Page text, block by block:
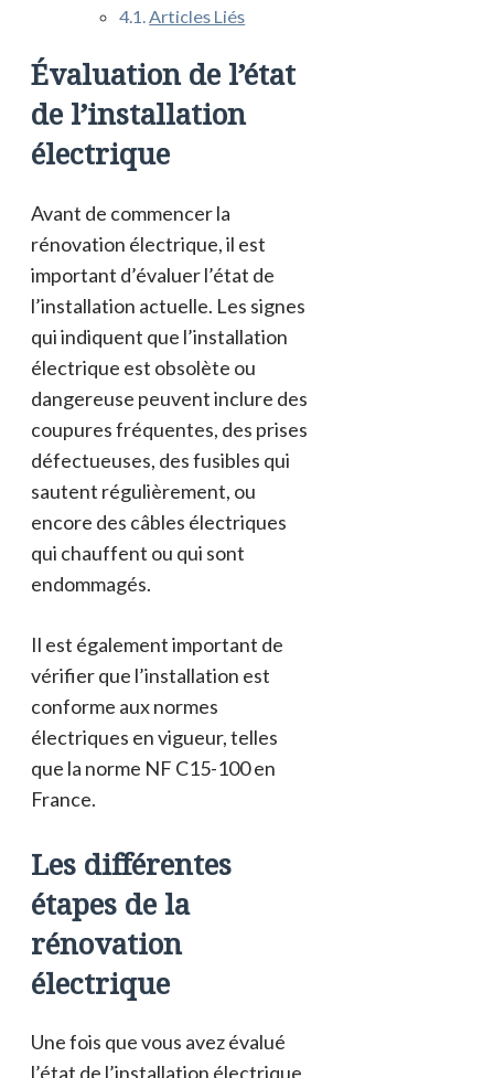
Articles Liés
Évaluation de l’état
de l’installation
électrique
Avant de commencer la
rénovation électrique, il est
important d’évaluer l’état de
l’installation actuelle. Les signes
qui indiquent que l’installation
électrique est obsolète ou
dangereuse peuvent inclure des
coupures fréquentes, des prises
défectueuses, des fusibles qui
sautent régulièrement, ou
encore des câbles électriques
qui chauffent ou qui sont
endommagés.
Il est également important de
vérifier que l’installation est
conforme aux normes
électriques en vigueur, telles
que la norme NF C15-100 en
France.
Les différentes
étapes de la
rénovation
électrique
Une fois que vous avez évalué
l’état de l’installation électrique,